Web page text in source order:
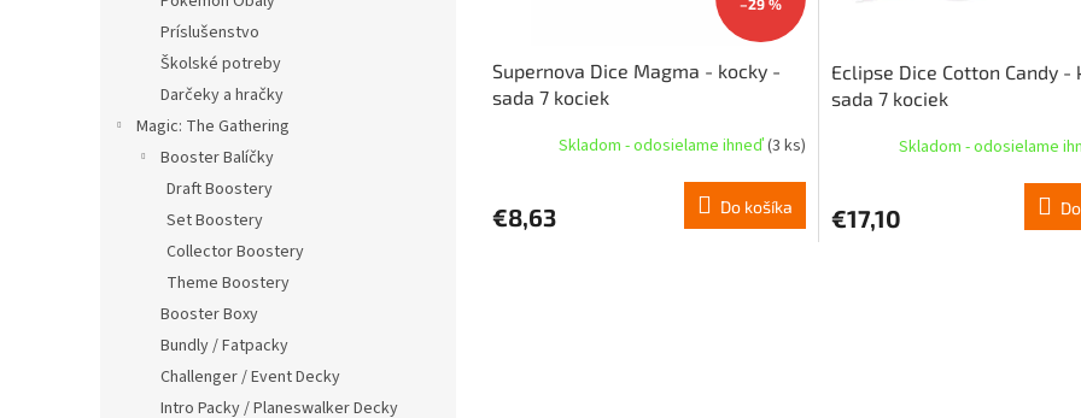
Príslušenstvo
Školské potreby
Darčeky a hračky
Magic: The Gathering
Booster Balíčky
Draft Boostery
Set Boostery
Collector Boostery
Theme Boostery
Booster Boxy
Bundly / Fatpacky
Challenger / Event Decky
Intro Packy / Planeswalker Decky
–29 %
Supernova Dice Magma - kocky -
sada 7 kociek
Skladom - odosielame ihneď(3 ks)
€8,63 Do košíka
Eclipse Dice Cotton Candy -
sada 7 kociek
Skladom - odosielame
€17,10